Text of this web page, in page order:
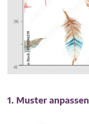
1. Muster anpassen